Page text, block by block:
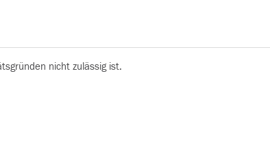
nicht zulässig ist.